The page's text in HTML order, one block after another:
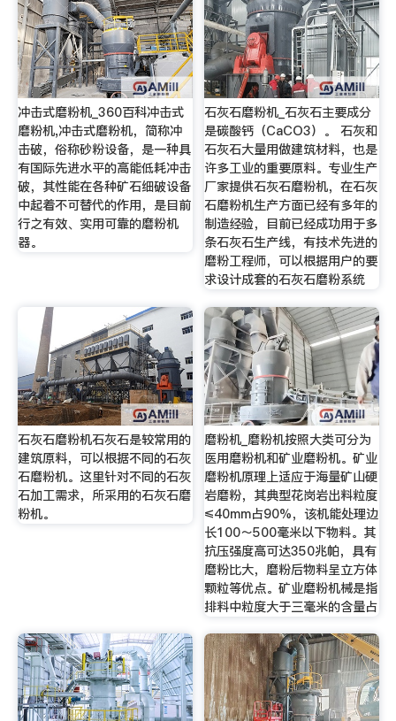
冲击式磨粉机_360百科冲击式
磨粉机,冲击式磨粉机，简称冲
击破，俗称砂粉设备，是一种具
有国际先进水平的高能低耗冲击
破，其性能在各种矿石细破设备
中起着不可替代的作用，是目前
行之有效、实用可靠的磨粉机
器。
石灰石磨粉机_石灰石主要成分
是碳酸钙（CaCO3）。 石灰和
石灰石大量用做建筑材料，也是
许多工业的重要原料。专业生产
厂家提供石灰石磨粉机，在石灰
石磨粉机生产方面已经有多年的
制造经验，目前已经成功用于多
条石灰石生产线，有技术先进的
磨粉工程师，可以根据用户的要
求设计成套的石灰石磨粉系统
石灰石磨粉机石灰石是较常用的
建筑原料，可以根据不同的石灰
石磨粉机。这里针对不同的石灰
石加工需求，所采用的石灰石磨
粉机。
磨粉机_磨粉机按照大类可分为
医用磨粉机和矿业磨粉机。矿业
磨粉机原理上适应于海量矿山硬
岩磨粉，其典型花岗岩出料粒度
≤40mm占90%，该机能处理边
长100～500毫米以下物料。其
抗压强度高可达350兆帕，具有
磨粉比大，磨粉后物料呈立方体
颗粒等优点。矿业磨粉机械是指
排料中粒度大于三毫米的含量占